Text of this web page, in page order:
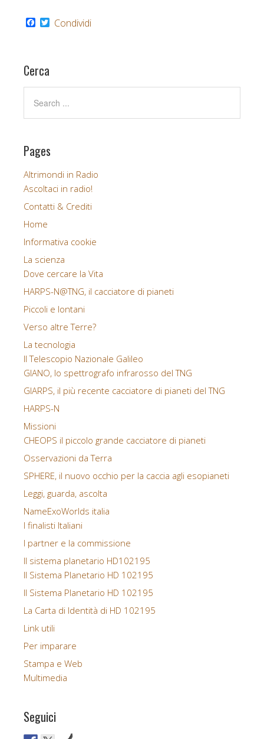
F
o
o
k
Condividi
Cerca
Pages
Altrimondi in Radio
Ascoltaci in radio!
Contatti & Crediti
Home
Informativa cookie
La scienza
Dove cercare la Vita
HARPS-N@TNG, il cacciatore di pianeti
Piccoli e lontani
Verso altre Terre?
La tecnologia
Il Telescopio Nazionale Galileo
GIANO, lo spettrografo infrarosso del TNG
GIARPS, il più recente cacciatore di pianeti del TNG
HARPS-N
Missioni
CHEOPS il piccolo grande cacciatore di pianeti
Osservazioni da Terra
SPHERE, il nuovo occhio per la caccia agli esopianeti
Leggi, guarda, ascolta
NameExoWorlds italia
I finalisti Italiani
I partner e la commissione
Il sistema planetario HD102195
Il Sistema Planetario HD 102195
Il Sistema Planetario HD 102195
La Carta di Identità di HD 102195
Link utili
Per imparare
Stampa e Web
Multimedia
Seguici